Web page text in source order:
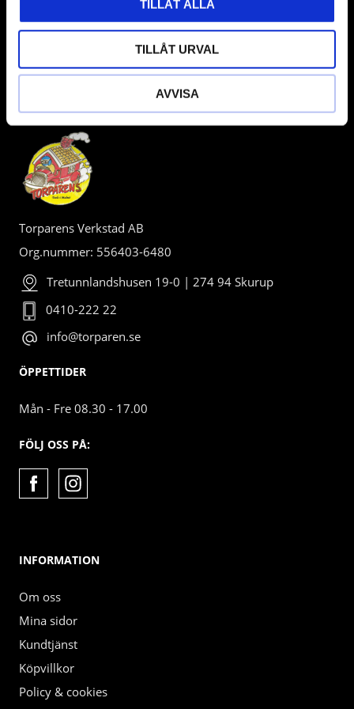
TILLÅT ALLA
TILLÅT URVAL
AVVISA
Torparens Verkstad AB
Org.nummer: 556403-6480
Tretunnlandshusen 19-0 | 274 94 Skurup
0410-222 22
info@torparen.se
ÖPPETTIDER
Mån - Fre 08.30 - 17.00
FÖLJ OSS PÅ:
INFORMATION
Om oss
Mina sidor
Kundtjänst
Köpvillkor
Policy & cookies